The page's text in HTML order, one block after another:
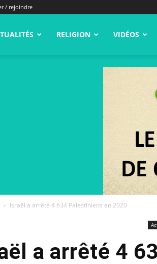
/ rejoindre
RELIGION VIDÉOS
Israël a arrêté 4 634 Palestiniens en 2020
a arrêté 4